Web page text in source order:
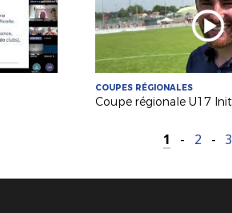
COUPES RÉGIONALES
1 - 2 - 3